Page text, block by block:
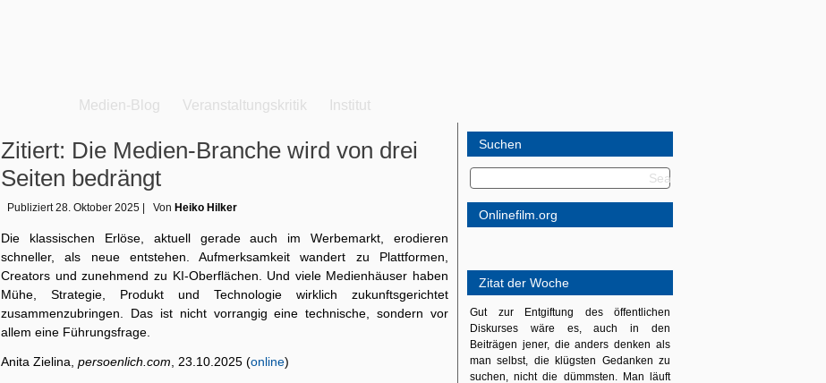
Medien-Blog Veranstaltungskritik Institut
Zitiert: Die Medien-Branche wird von drei
Seiten bedrängt
Publiziert 28. Oktober 2025 Von Heiko Hilker
Die klassischen Erlöse, aktuell gerade auch im Werbemarkt, erodieren
schneller, als neue entstehen. Aufmerksamkeit wandert zu Plattformen,
Creators und zunehmend zu KI-Oberflächen. Und viele Medienhäuser haben
Mühe, Strategie, Produkt und Technologie wirklich zukunftsgerichtet
zusammenzubringen. Das ist nicht vorrangig eine technische, sondern vor
allem eine Führungsfrage.
Anita Zielina, persoenlich.com , 23.10.2025 (online)
Suchen
Onlinefilm.org
Zitat der Woche
Gut zur Entgiftung des öffentlichen
Diskurses wäre es, auch in den
Beiträgen jener, die anders denken als
man selbst, die klügsten Gedanken zu
suchen, nicht die dümmsten. Man läuft